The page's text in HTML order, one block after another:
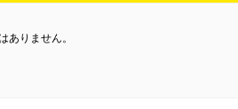
ありません。